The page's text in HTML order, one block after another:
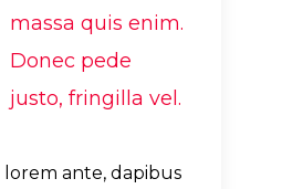
massa quis enim.
Donec pede
justo, fringilla vel.
ante, dapibus